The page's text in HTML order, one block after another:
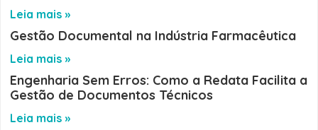
Leia mais »
Gestão Documental na Indústria Farmacêutica
Leia mais »
Engenharia Sem Erros: Como a Redata Facilita a
Gestão de Documentos Técnicos
Leia mais »